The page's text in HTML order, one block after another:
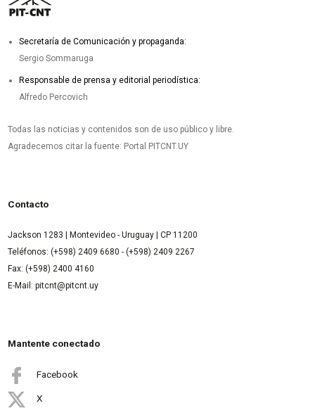
Secretaría de Comunicación y propaganda:
Sergio Sommaruga
Responsable de prensa y editorial periodística:
Alfredo Percovich
Todas las noticias y contenidos son de uso público y libre.
Agradecemos citar la fuente: Portal PITCNT.UY
Contacto
Jackson 1283 | Montevideo - Uruguay | CP 11200
Teléfonos: (+598) 2409 6680 - (+598) 2409 2267
Fax: (+598) 2400 4160
E-Mail: pitcnt@pitcnt.uy
Mantente conectado
Facebook
X